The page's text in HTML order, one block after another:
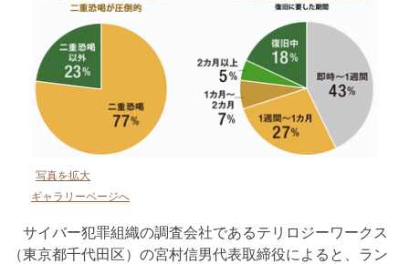
写真を拡大
ギャラリーページへ
サイバー犯罪組織の調査会社であるテリロジーワークス
（東京都千代田区）の宮村信男代表取締役によると、ラン